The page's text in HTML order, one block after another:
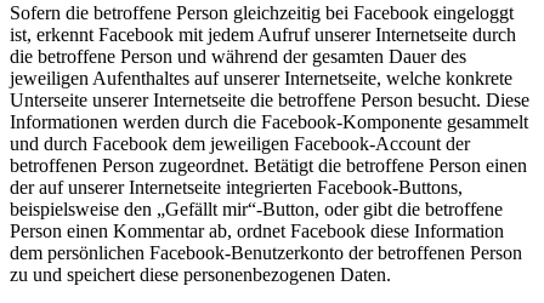
Sofern die betroffene Person gleichzeitig bei Facebook eingeloggt
ist, erkennt Facebook mit jedem Aufruf unserer Internetseite durch
die betroffene Person und während der gesamten Dauer des
jeweiligen Aufenthaltes auf unserer Internetseite, welche konkrete
Unterseite unserer Internetseite die betroffene Person besucht. Diese
Informationen werden durch die Facebook-Komponente gesammelt
und durch Facebook dem jeweiligen Facebook-Account der
betroffenen Person zugeordnet. Betätigt die betroffene Person einen
der auf unserer Internetseite integrierten Facebook-Buttons,
beispielsweise den „Gefällt mir“-Button, oder gibt die betroffene
Person einen Kommentar ab, ordnet Facebook diese Information
dem persönlichen Facebook-Benutzerkonto der betroffenen Person
zu und speichert diese personenbezogenen Daten.